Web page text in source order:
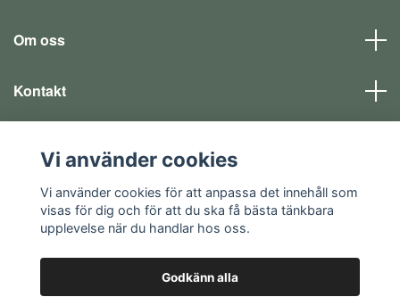
Om oss
Kontakt
Sociala medier
Vi använder cookies
Vi använder cookies för att anpassa det innehåll som
visas för dig och för att du ska få bästa tänkbara
upplevelse när du handlar hos oss.
Godkänn alla